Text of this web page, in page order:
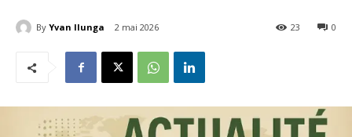
By Yvan Ilunga 2 mai 2026 0
23